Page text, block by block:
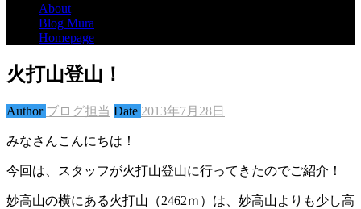
About
Blog Mura
Homepage
火打山登山！
Author ブログ担当 Date 2013年7月28日
みなさんこんにちは！
今回は、スタッフが火打山登山に行ってきたのでご紹介！
妙高山の横にある火打山（2462ｍ）は、妙高山よりも少し高